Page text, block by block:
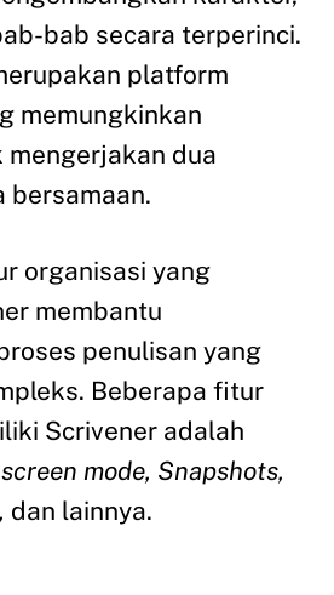
bab secara terperinci.
platform
memungkinkan
dua
bersamaan.
organisasi yang
membantu
penulisan yang
Beberapa fitur
Scrivener adalah
mode, Snapshots,
dan lainnya.